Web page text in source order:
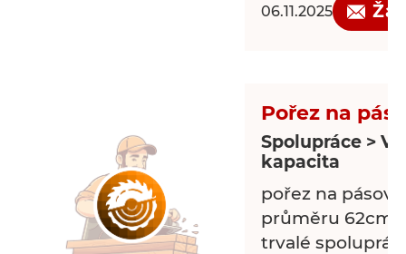
06.11.2025
Pořez na
Spolupráce >
kapacita
pořez na
průměru 62cm
trvalé